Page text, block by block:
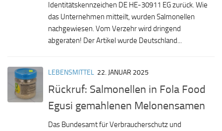
Identitätskennzeichen DE HE-30911 EG zurück. Wie
das Unternehmen mitteilt, wurden Salmonellen
nachgewiesen. Vom Verzehr wird dringend
abgeraten! Der Artikel wurde Deutschland...
LEBENSMITTEL 22. JANUAR 2025
Rückruf: Salmonellen in Fola Food
Egusi gemahlenen Melonensamen
Das Bundesamt für Verbraucherschutz und